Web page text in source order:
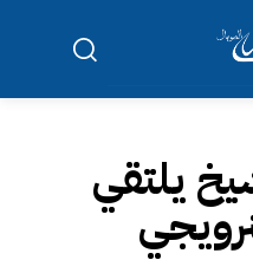
يلتقي